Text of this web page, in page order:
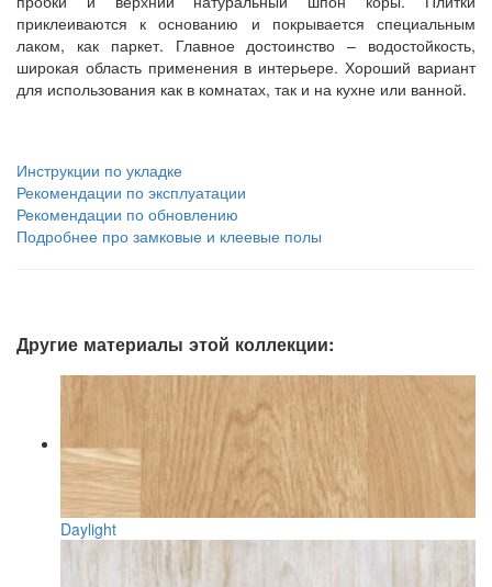
приклеиваются к основанию и покрывается специальным
лаком, как паркет. Главное достоинство – водостойкость,
широкая область применения в интерьере. Хороший вариант
для использования как в комнатах, так и на кухне или ванной.
Инструкции по укладке
Рекомендации по эксплуатации
Рекомендации по обновлению
Подробнее про замковые и клеевые полы
Другие материалы этой коллекции:
Daylight